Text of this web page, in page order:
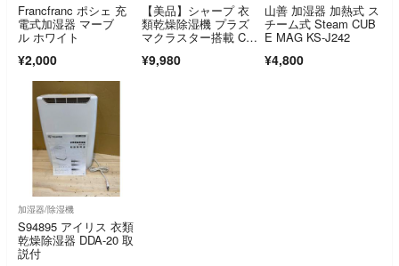
Francfranc ポシェ 充
電式加湿器 マーブ
ル ホワイト
¥2,000
【美品】シャープ 衣
類乾燥除湿機 プラズ
マクラスター搭載 CV-
¥9,980
山善 加湿器 加熱式 ス
チーム式 Steam CUB
E MAG KS-J242
¥4,800
加湿器/除湿機
S94895 アイリス 衣類
乾燥除湿器 DDA-20 取
説付